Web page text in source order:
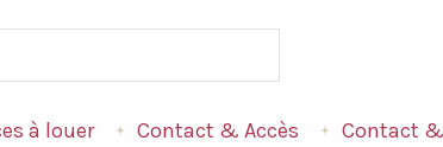
à louer Contact & Accès Contact &